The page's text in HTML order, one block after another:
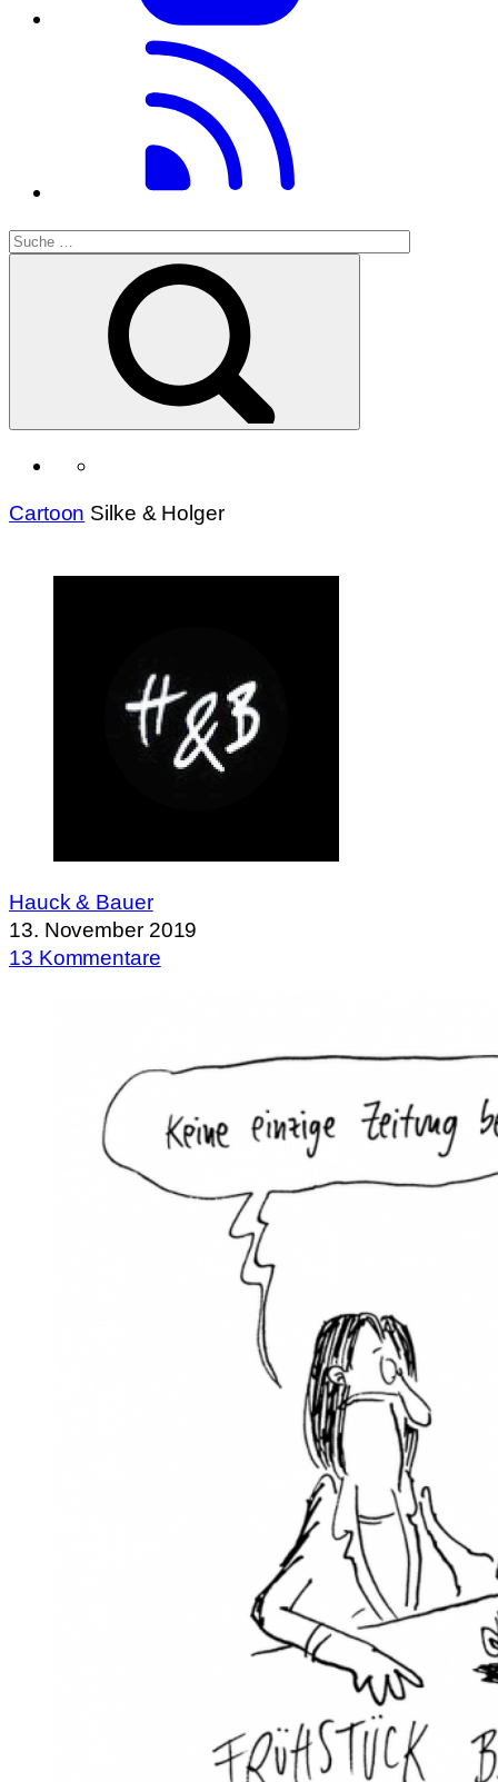
Cartoon Silke & Holger
Hauck & Bauer
13. November 2019
13 Kommentare